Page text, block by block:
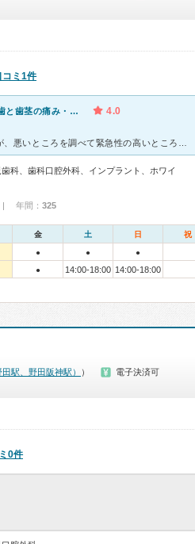
コミ1件
歯科・虫歯・歯と歯茎の痛み・腫れ・出血 4.0
科、歯科口腔外科、インプラント、ホワイ
年間： 325
金 土 日 祝
● ● ●
● 14:00-18:00 14:00-18:00
駅、野田阪神駅） ）
電子決済可
0件